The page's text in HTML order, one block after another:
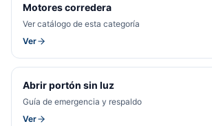
Motores corredera
Ver catálogo de esta categoría
Ver
Abrir portón sin luz
Guía de emergencia y respaldo
Ver